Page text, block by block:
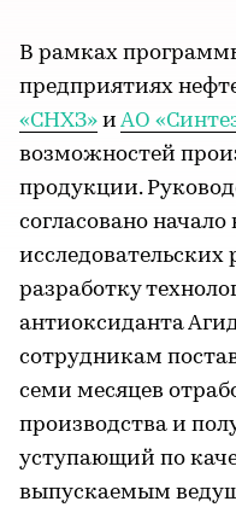
В рамках
предприятиях
«СНХЗ» и АО
возможностей
продукции.
согласовано начало
разработку
антиоксиданта
сотрудникам
семи месяцев
производства и
уступающий по
выпускаемым